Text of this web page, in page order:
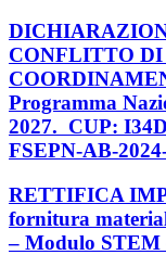
CONFLITTO
Programma
2027. CUP:
FSEPN-AB-
RETTIFICA
fornitura
– Modulo STEM